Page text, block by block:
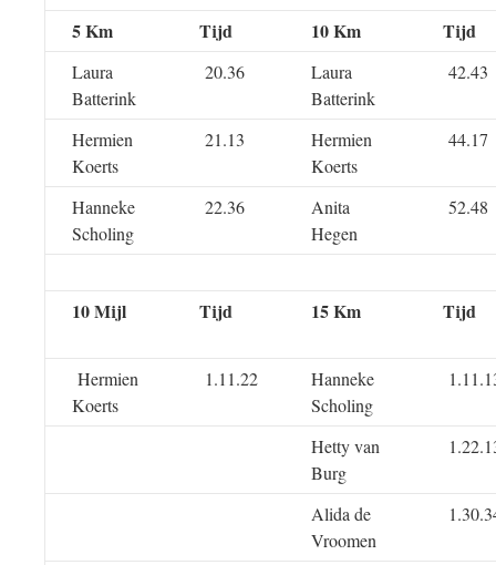
5 Km Tijd 10 Km Tijd
Laura
Batterink
20.36
Laura
Batterink
42.43
Hermien
Koerts
21.13
Hermien
Koerts
44.17
Hanneke
Scholing
22.36
Anita
Hegen
52.48
10 Mijl Tijd 15 Km Tijd
Hermien
Koerts
1.11.22
Hanneke
Scholing
Hetty van
Burg
Alida de
Vroomen